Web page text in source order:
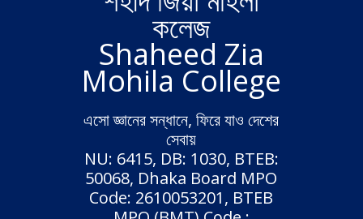
কলেজ
Shaheed Zia
Mohila College
এসো জ্ঞানের সন্ধানে, ফিরে যাও দেশের
সেবায়
NU: 6415, DB: 1030, BTEB:
50068, Dhaka Board MPO
Code: 2610053201, BTEB